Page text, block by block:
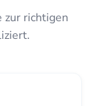
zur richtigen